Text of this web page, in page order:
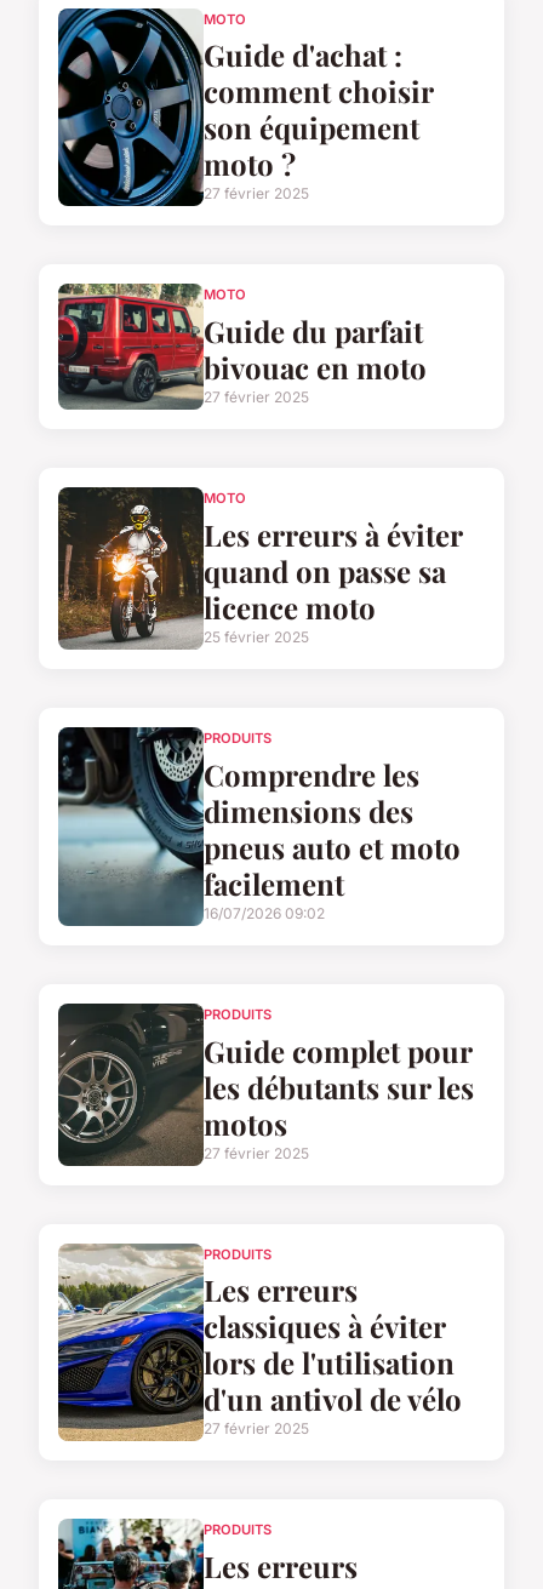
MOTO
Guide d'achat :
comment choisir
son équipement
moto ?
27 février 2025
MOTO
Guide du parfait
bivouac en moto
27 février 2025
MOTO
Les erreurs à éviter
quand on passe sa
licence moto
25 février 2025
PRODUITS
Comprendre les
dimensions des
pneus auto et moto
facilement
16/07/2026 09:02
PRODUITS
Guide complet pour
les débutants sur les
motos
27 février 2025
PRODUITS
Les erreurs
classiques à éviter
lors de l'utilisation
d'un antivol de vélo
27 février 2025
PRODUITS
Les erreurs